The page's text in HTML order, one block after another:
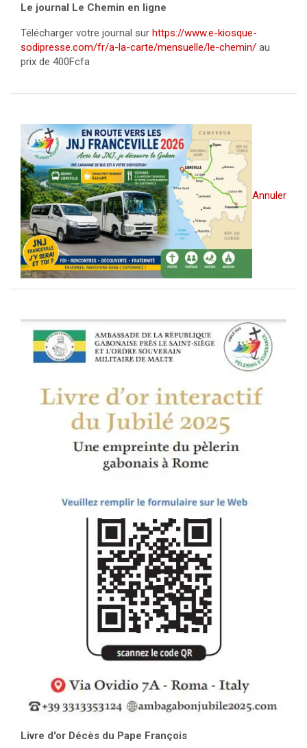
Le journal Le Chemin en ligne
Télécharger votre journal sur https://www.e-kiosque-
sodipresse.com/fr/a-la-carte/mensuelle/le-chemin/ au
prix de 400Fcfa
Annuler
Livre d'or Décès du Pape François